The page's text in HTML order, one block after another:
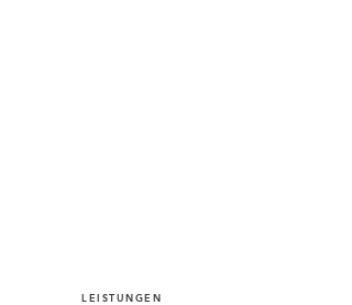
LEISTUNGEN